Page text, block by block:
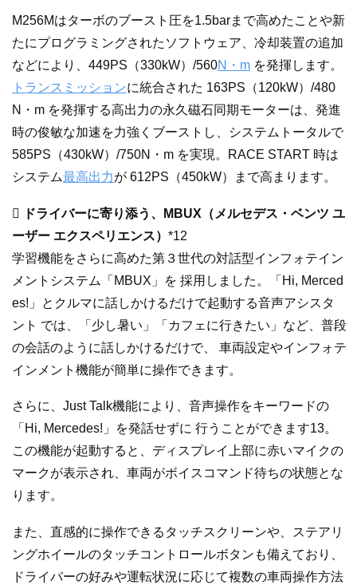
M256Mはターボのブースト圧を1.5barまで高めたことや新
たにプログラミングされたソフトウェア、冷却装置の追加
などにより、449PS（330kW）/560N・m を発揮します。
トランスミッションに統合された 163PS（120kW）/480
N・m を発揮する高出力の永久磁石同期モーターは、発進
時の俊敏な加速を力強くブーストし、システムトータルで
585PS（430kW）/750N・m を実現。RACE START 時は
システム最高出力が 612PS（450kW）まで高まります。
 ドライバーに寄り添う、MBUX（メルセデス・ベンツ ユ
ーザー エクスペリエンス） *12
学習機能をさらに高めた第３世代の対話型インフォテイン
メントシステム「MBUX」を 採用しました。「Hi, Merced
es!」とクルマに話しかけるだけで起動する音声アシスタ
ント では、「少し暑い」「カフェに行きたい」など、普段
の会話のように話しかけるだけで、 車両設定やインフォテ
インメント機能が簡単に操作できます。
さらに、Just Talk機能により、音声操作をキーワードの
「Hi, Mercedes!」を発話せずに 行うことができます13。
この機能が起動すると、ディスプレイ上部に赤いマイクの
マークが表示され、車両がボイスコマンド待ちの状態とな
ります。
また、直感的に操作できるタッチスクリーンや、ステアリ
ングホイールのタッチコントロールボタンも備えており、
ドライバーの好みや運転状況に応じて複数の車両操作方法